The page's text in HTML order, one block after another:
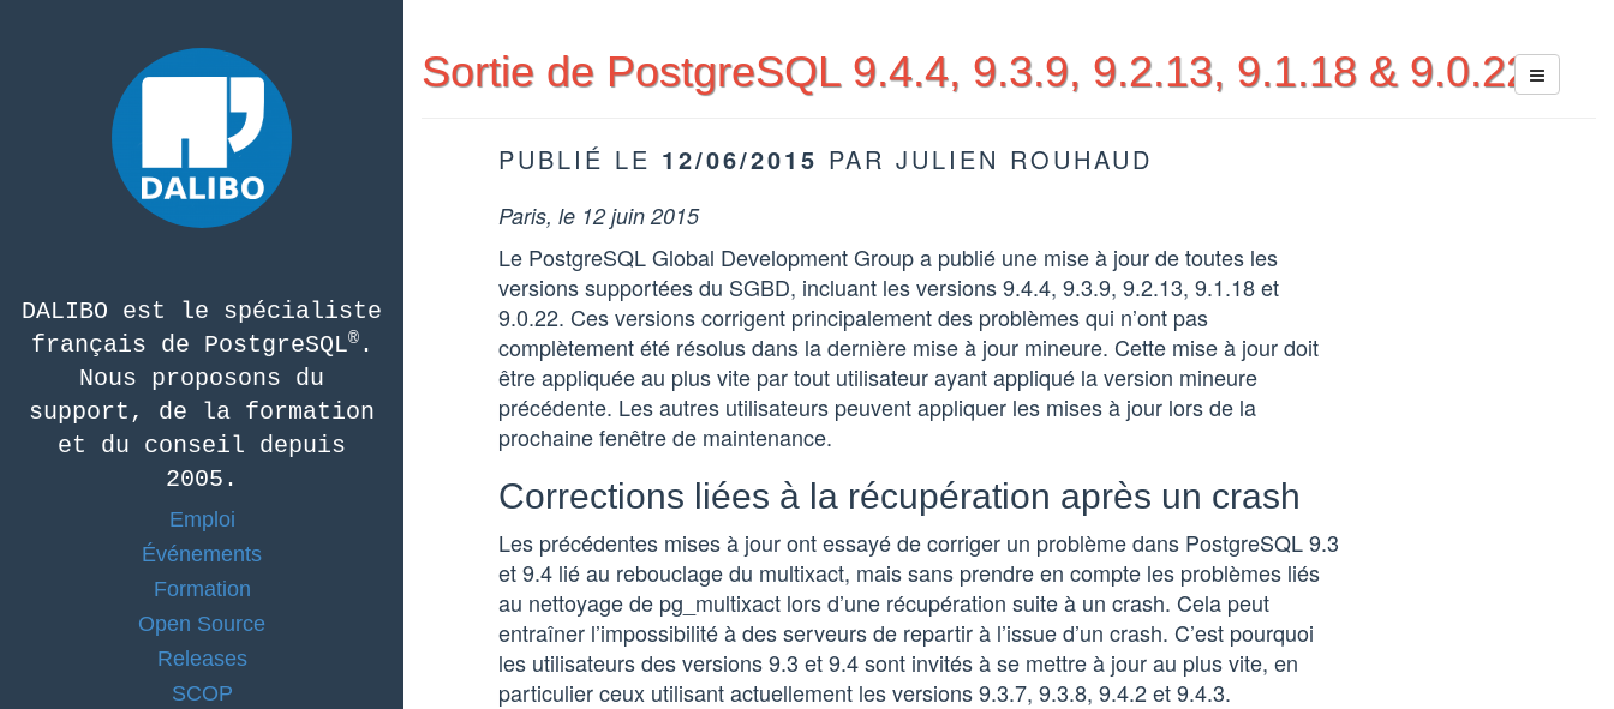
DALIBO est le spécialiste
français de PostgreSQL®.
Nous proposons du
support, de la formation
et du conseil depuis
2005.
Emploi
Événements
Formation
Open Source
Releases
SCOP
Sortie de PostgreSQL 9.4.4, 9.3.9, 9.2.13, 9.1.18 & 9.0.22
PUBLIÉ LE 12/06/2015 PAR JULIEN ROUHAUD
Paris, le 12 juin 2015
Le PostgreSQL Global Development Group a publié une mise à jour de toutes les
versions supportées du SGBD, incluant les versions 9.4.4, 9.3.9, 9.2.13, 9.1.18 et
9.0.22. Ces versions corrigent principalement des problèmes qui n’ont pas
complètement été résolus dans la dernière mise à jour mineure. Cette mise à jour doit
être appliquée au plus vite par tout utilisateur ayant appliqué la version mineure
précédente. Les autres utilisateurs peuvent appliquer les mises à jour lors de la
prochaine fenêtre de maintenance.
Corrections liées à la récupération après un crash
Les précédentes mises à jour ont essayé de corriger un problème dans PostgreSQL 9.3
et 9.4 lié au rebouclage du multixact, mais sans prendre en compte les problèmes liés
au nettoyage de pg_multixact lors d’une récupération suite à un crash. Cela peut
entraîner l’impossibilité à des serveurs de repartir à l’issue d’un crash. C’est pourquoi
les utilisateurs des versions 9.3 et 9.4 sont invités à se mettre à jour au plus vite, en
particulier ceux utilisant actuellement les versions 9.3.7, 9.3.8, 9.4.2 et 9.4.3.